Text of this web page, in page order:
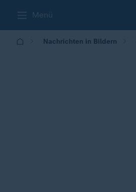
Menü
Nachrichten in Bildern